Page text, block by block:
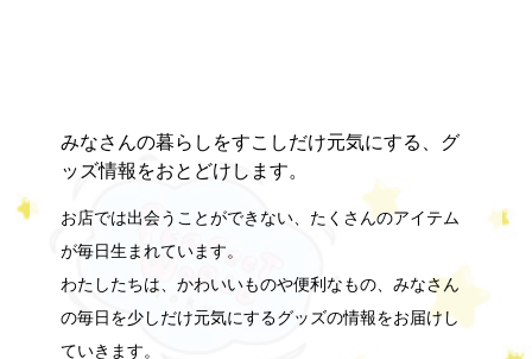
みなさんの暮らしをすこしだけ元気にする、グ
ッズ情報をおとどけします。
お店では出会うことができない、たくさんのアイテム
が毎日生まれています。
わたしたちは、かわいいものや便利なもの、みなさん
の毎日を少しだけ元気にするグッズの情報をお届けし
ていきます。
online store